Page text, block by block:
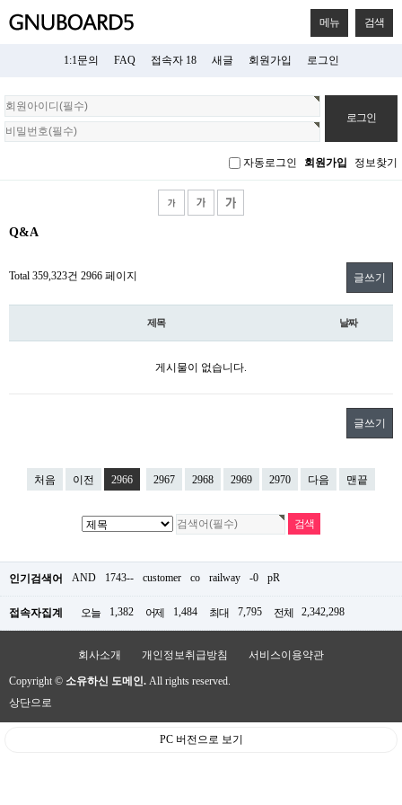
메뉴 검색
1:1문의 FAQ 접속자 18 새글 회원가입 로그인
회
원
로
자동로그인 회원가입 정보찾기
Q&A
Total 359,323건 2966 페이지 글쓰기
제목 날짜
게시물이 없습니다.
글쓰기
처음 이전 2966 2967 2968 2969 2970 다음 맨끝
인기검색어 AND 1743-- customer co railway -0 pR
접속자집계 오늘 1,382 어제 1,484 최대 7,795 전체 2,342,298
회사소개 개인정보취급방침 서비스이용약관
Copyright © 소유하신 도메인. All rights reserved.
상단으로
PC 버전으로 보기